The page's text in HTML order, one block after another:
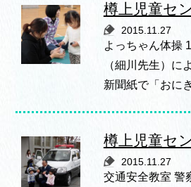
樽上児童セ
2015.11.27
よっちゃん体操
（細川先生）に
新聞紙で「おに
樽上児童セ
2015.11.27
交通安全教室 警